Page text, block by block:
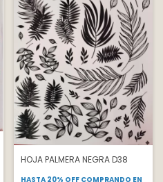
HOJA PALMERA NEGRA D38
HASTA 20% OFF COMPRANDO EN